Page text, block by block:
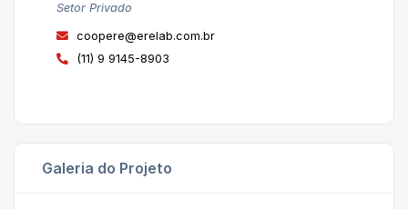
Setor Privado
coopere@erelab.com.br
(11) 9 9145-8903
Galeria do Projeto